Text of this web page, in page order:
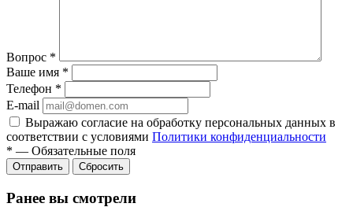
Вопрос *
Ваше имя *
Телефон *
E-mail
Выражаю согласие на обработку персональных данных в
соответствии с условиями Политики конфиденциальности
* — Обязательные поля
Отправить Сбросить
Ранее вы смотрели